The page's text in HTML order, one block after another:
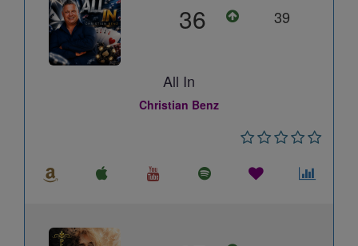
36 39
All In
Christian Benz